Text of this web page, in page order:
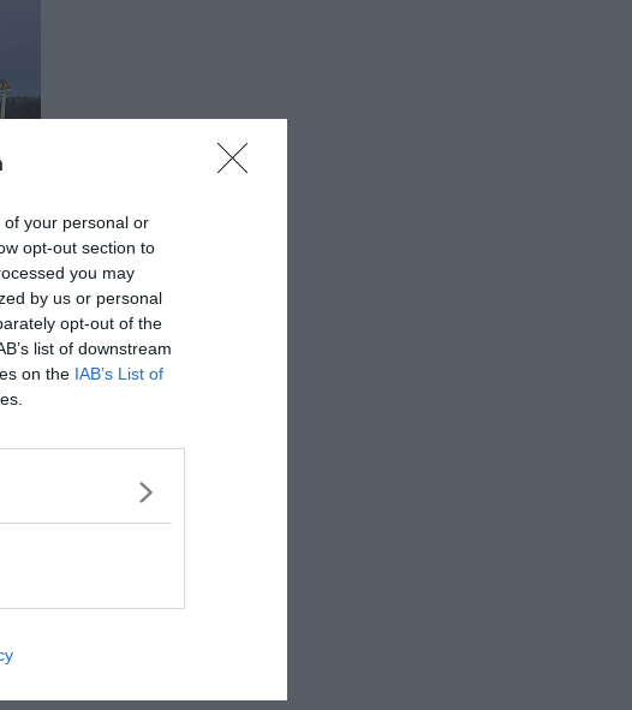
your personal or
opt-out section to
you may
by us or personal
opt-out of the
list of downstream
on the IAB’s List of
15